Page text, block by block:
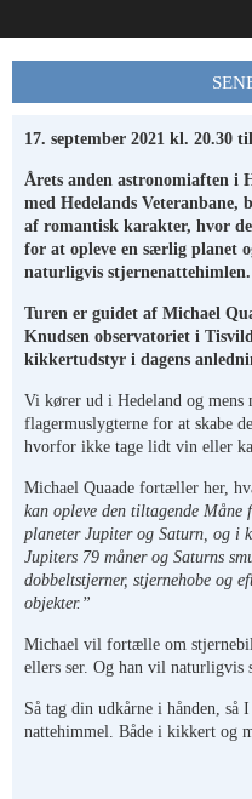
17. september 2021 kl. 20.30
Årets anden astronomiaften i
med Hedelands
af romantisk karakter, hvor
for at opleve en særlig planet
naturligvis stjernenattehimlen.
Turen er guidet af Michael
Knudsen observatoriet i
kikkertudstyr i dagens
Vi kører ud i Hedeland og
flagermuslygterne for at skabe
hvorfor ikke tage lidt vin eller
Michael Quaade fortæller her,
kan opleve den tiltagende Måne
planeter Jupiter og Saturn, og i
Jupiters 79 måner og Saturns
dobbeltstjerner, stjernehobe og
objekter.”
Michael vil fortælle om
ellers ser. Og han vil naturligvis
Så tag din udkårne i hånden, så
nattehimmel. Både i kikkert og